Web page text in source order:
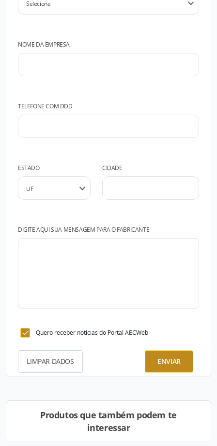
NOME DA EMPRESA
TELEFONE COM DDD
ESTADO CIDADE
DIGITE AQUI SUA MENSAGEM PARA O FABRICANTE
Quero receber notícias do Portal AECWeb
LIMPAR DADOS ENVIAR
Produtos que também podem te
interessar